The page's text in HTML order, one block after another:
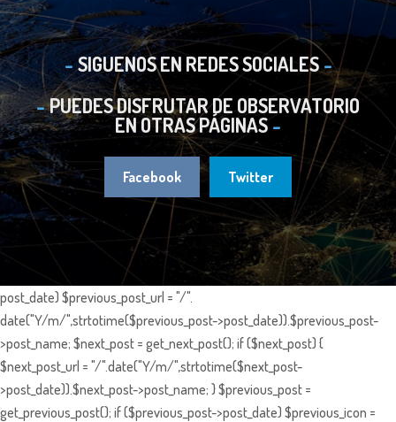
SIGUENOS EN REDES SOCIALES
PUEDES DISFRUTAR DE OBSERVATORIO
EN OTRAS PÁGINAS
Facebook Twitter
post_date) $previous_post_url = "/".
date("Y/m/",strtotime($previous_post->post_date)).$previous_post-
>post_name; $next_post = get_next_post(); if ($next_post) {
$next_post_url = "/".date("Y/m/",strtotime($next_post-
>post_date)).$next_post->post_name; } $previous_post =
get_previous_post(); if ($previous_post->post_date) $previous_icon =